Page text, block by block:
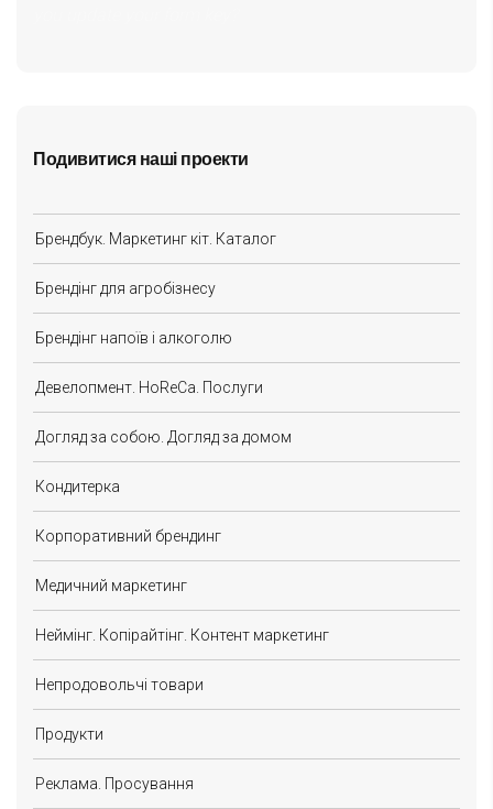
Подивитися наші проекти
Брендбук. Маркетинг кіт. Каталог
Брендінг для агробізнесу
Брендінг напоїв і алкоголю
Девелопмент. HoReCa. Послуги
Догляд за собою. Догляд за домом
Кондитерка
Корпоративний брендинг
Медичний маркетинг
Неймінг. Копірайтінг. Контент маркетинг
Непродовольчі товари
Продукти
Реклама. Просування